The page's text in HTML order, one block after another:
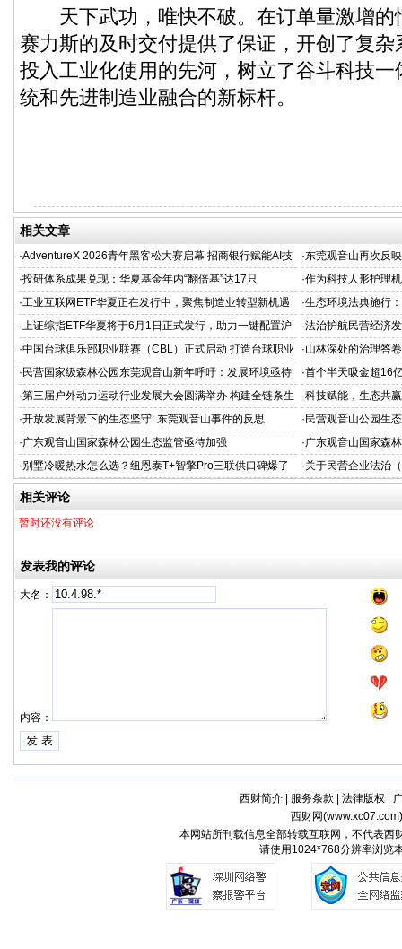
天下武功，唯快不破。在订单量激增的
赛力斯的及时交付提供了保证，开创了复
投入工业化使用的先河，树立了谷斗科技
统和先进制造业融合的新标杆。
相关文章
·AdventureX 2026青年黑客松大赛启幕 招商银行赋能AI技
术新生代
·东莞观音山再次反
·投研体系成果兑现：华夏基金年内“翻倍基”达17只 ·作为科技人形护理
新范式
·工业互联网ETF华夏正在发行中，聚焦制造业转型新机遇 ·生态环境法典施行
·上证综指ETF华夏将于6月1日正式发行，助力一键配置沪
市核心资产
·法治护航民营经济
担当
·中国台球俱乐部职业联赛（CBL）正式启动 打造台球职业
化发展新标杆
·山林深处的治理答
· 民营国家级森林公园东莞观音山新年呼吁：发展环境亟待
改善
·首个半天吸金超16
机构疯抢，超购逾2
·第三届户外动力运动行业发展大会圆满举办 构建全链条生
态闭环，开启户外动力运动黄金时代
·科技赋能，生态共
业空调新标准
·开放发展背景下的生态坚守: 东莞观音山事件的反思 · 民营观音山公园生
·广东观音山国家森林公园生态监管亟待加强 ·广东观音山国家森
·别墅冷暖热水怎么选？纽恩泰T+智擎Pro三联供口碑爆了 ·关于民营企业法治
（三）
相关评论
暂时还没有评论
发表我的评论
大名：
内容：
西财简介| 服务条款 法律版权
西财网(www.xc07.com
本网站所刊载信息全部转载互联网，不代表
请使用1024*768分辨率浏览